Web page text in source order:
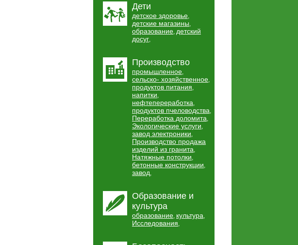
Дети
детское здоровье,
детские магазины,
образование, детский
досуг,
Производство
промышленное,
сельско- хозяйственное,
продуктов питания,
напитки,
нефтепереработка,
продуктов пчеловодства,
Переработка доломита,
Экологические услуги,
завод электроники,
Производство продажа
изделий из гранита,
Натяжные потолки,
бетонные конструкции,
завод,
Образование и
культура
образование, культура,
Исследования,